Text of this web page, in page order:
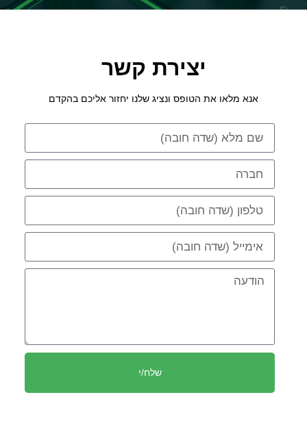
יצירת קשר
אנא מלאו את הטופס ונציג שלנו יחזור אליכם בהקדם
שלח/י